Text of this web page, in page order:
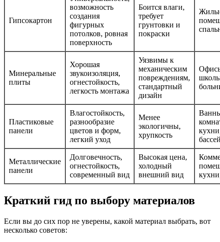
Гипсокартон
возможность
создания
фигурных
потолков, ровная
поверхность
Боится влаги,
требует
грунтовки и
покраски
Минеральные
плиты
Хорошая
звукоизоляция,
огнестойкость,
легкость монтажа
Уязвимы к
механическим
повреждениям,
стандартный
дизайн
Пластиковые
панели
Влагостойкость,
разнообразие
цветов и форм,
легкий уход
Менее
экологичны,
хрупкость
Металлические
панели
Долговечность,
огнестойкость,
современный вид
Высокая цена,
холодный
внешний вид
Краткий гид по выбору материалов
Если вы до сих пор не уверены, какой материал выбрать, вот
несколько советов: